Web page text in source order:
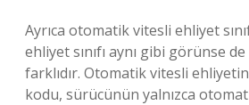
Ayrıca otomatik vitesli ehliyet
ehliyet sınıfı aynı gibi görünse
farklıdır. Otomatik vitesli
kodu, sürücünün yalnızca